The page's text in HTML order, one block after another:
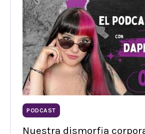
PODCAST
Nuestra dismorfia